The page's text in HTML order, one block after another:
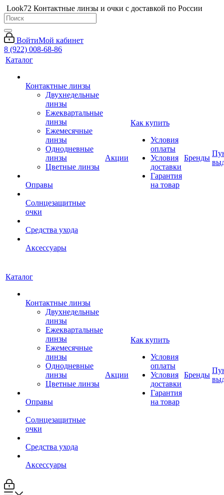
Look72 Контактные линзы и очки с доставкой по России
ВойтиМой кабинет
8 (922) 008-68-86
Каталог
Контактные линзы
Двухнедельные
линзы
Ежеквартальные
линзы
Ежемесячные
линзы
Однодневные
линзы
Цветные линзы
Оправы
Солнцезащитные
очки
Средства ухода
Аксессуары
Акции
Как купить
Условия
оплаты
Условия
доставки
Гарантия
на товар
Бренды
Каталог
Контактные линзы
Двухнедельные
линзы
Ежеквартальные
линзы
Ежемесячные
линзы
Однодневные
линзы
Цветные линзы
Оправы
Солнцезащитные
очки
Средства ухода
Аксессуары
Акции
Как купить
Условия
оплаты
Условия
доставки
Гарантия
на товар
Бренды